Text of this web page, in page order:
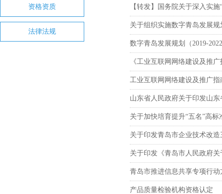
资格资质
法律法规
【转发】国务院关于深入实
关于组织实施数字青岛发展
数字青岛发展规划（2019-
《工业互联网网络建设及推
工业互联网网络建设及推广指
山东省人民政府关于印发山
关于加快培育提升“五名”高
关于印发青岛市企业技术改
关于印发《青岛市人民政府
青岛市推进信息共享专项行动
产品质量检验机构资格认定